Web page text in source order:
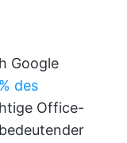
Google
des
Office-